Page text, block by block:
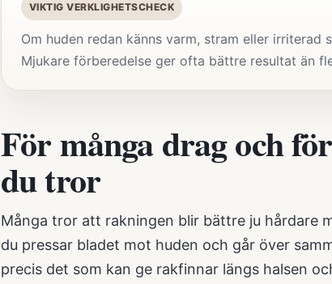
VIKTIG VERKLIGHETSCHECK
Om huden redan känns varm, stram eller
Mjukare förberedelse ger ofta bättre resultat än
För många drag och
du tror
Många tror att rakningen blir bättre ju hårdare
du pressar bladet mot huden och går över
precis det som kan ge rakfinnar längs halsen